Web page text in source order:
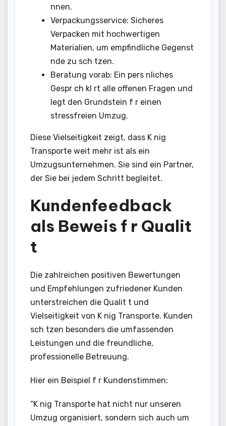
nnen.
Verpackungsservice: Sicheres
Verpacken mit hochwertigen
Materialien, um empfindliche Gegenst
nde zu sch tzen.
Beratung vorab: Ein pers nliches
Gespr ch kl rt alle offenen Fragen und
legt den Grundstein f r einen
stressfreien Umzug.
Diese Vielseitigkeit zeigt, dass K nig
Transporte weit mehr ist als ein
Umzugsunternehmen. Sie sind ein Partner,
der Sie bei jedem Schritt begleitet.
Kundenfeedback
als Beweis f r Qualit
t
Die zahlreichen positiven Bewertungen
und Empfehlungen zufriedener Kunden
unterstreichen die Qualit t und
Vielseitigkeit von K nig Transporte. Kunden
sch tzen besonders die umfassenden
Leistungen und die freundliche,
professionelle Betreuung.
Hier ein Beispiel f r Kundenstimmen:
“K nig Transporte hat nicht nur unseren
Umzug organisiert, sondern sich auch um